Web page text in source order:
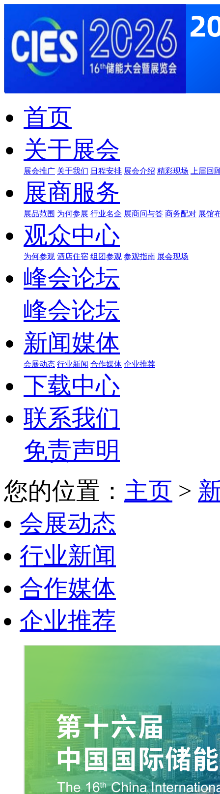
首页
关于展会
展会推广 关于我们 日程安排 展会介绍 精彩现场 上届回
展商服务
展品范围 为何参展 行业名企 展商问与答 商务配对 展馆
观众中心
为何参观 酒店住宿 组团参观 参观指南 展会现场
峰会论坛
峰会论坛
新闻媒体
会展动态 行业新闻 合作媒体 企业推荐
下载中心
联系我们
免责声明
您的位置： 主页 >
会展动态
行业新闻
合作媒体
企业推荐